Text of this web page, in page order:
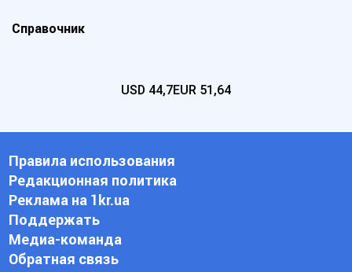
Справочник
USD 44,7EUR 51,64
Правила использования
Редакционная политика
Реклама на 1kr.ua
Поддержать
Медиа-команда
Обратная связь